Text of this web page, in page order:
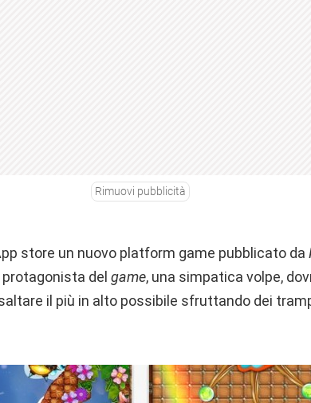
Rimuovi pubblicità
store un nuovo platform game pubblicato da
del game, una simpatica volpe,
il più in alto possibile sfruttando dei